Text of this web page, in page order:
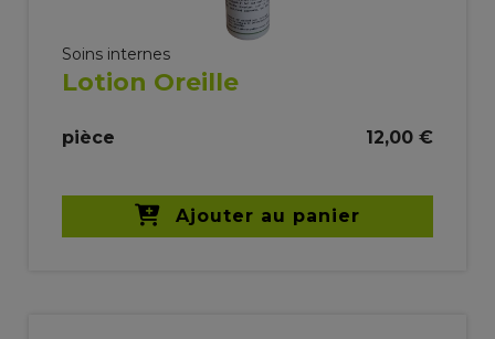
Soins internes
Lotion Oreille
pièce 12,00 €
Ajouter au panier